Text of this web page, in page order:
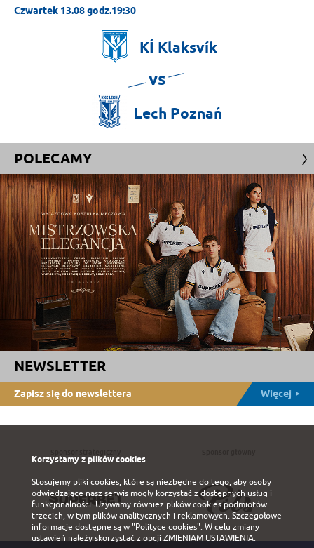
Czwartek 13.08 godz.19:30
KÍ Klaksvík
vs
Lech Poznań
POLECAMY
NEWSLETTER
Zapisz się do newslettera Więcej
Korzystamy z plików cookies
Stosujemy pliki cookies, które są niezbędne do tego, aby osoby
odwiedzające nasz serwis mogły korzystać z dostępnych usług i
funkcjonalności. Używamy również plików cookies podmiotów
trzecich, w tym plików analitycznych i reklamowych. Szczegołowe
informacje dostępne są w"Polityce cookies". W celu zmiany
ustawień należy skorzystać z opcji ZMIENIAM USTAWIENIA.